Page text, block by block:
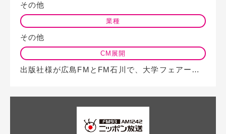
その他
業種
その他
CM展開
出版社様が広島FMとFM石川で、大学フェアー開催の告知をラジオCMを利用して…